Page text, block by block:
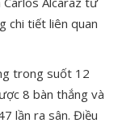
chi tiết liên quan
trong suốt 12
8 bàn thắng và
lần ra sân. Điều